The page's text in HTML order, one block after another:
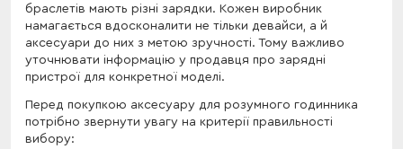
браслетів мають різні зарядки. Кожен виробник
намагається вдосконалити не тільки девайси, а й
аксесуари до них з метою зручності. Тому важливо
уточнювати інформацію у продавця про зарядні
пристрої для конкретної моделі.
Перед покупкою аксесуару для розумного годинника
потрібно звернути увагу на критерії правильності
вибору: